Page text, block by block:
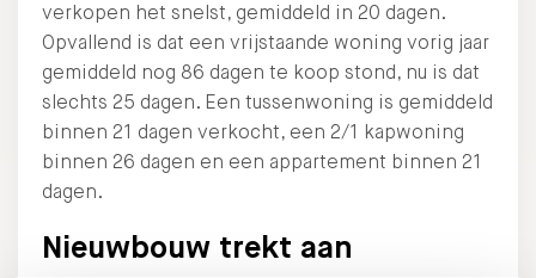
verkopen het snelst, gemiddeld in 20 dagen.
Opvallend is dat een vrijstaande woning vorig jaar
gemiddeld nog 86 dagen te koop stond, nu is dat
slechts 25 dagen. Een tussenwoning is gemiddeld
binnen 21 dagen verkocht, een 2/1 kapwoning
binnen 26 dagen en een appartement binnen 21
dagen.
Nieuwbouw trekt aan